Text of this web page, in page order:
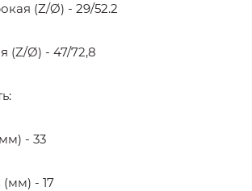
(Z/Ø) - 29/52.2
(Z/Ø) - 47/72,8
- 33
- 17